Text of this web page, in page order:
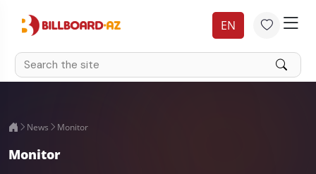
EN
News Monitor
Monitor